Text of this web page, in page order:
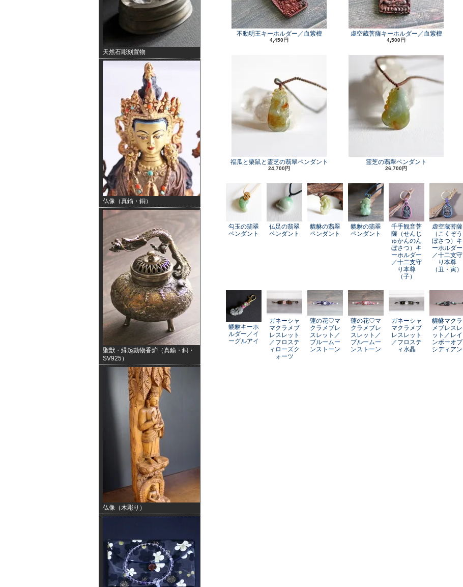
天然石彫刻置物
仏像（真鍮・銅）
聖獣・縁起動物香炉（真鍮・銅・
SV925）
仏像（木彫り）
不動明王キーホルダー／血紫檀
4,450円
虚空蔵菩薩キーホルダー／血紫檀
4,500円
福瓜と栗鼠と霊芝の翡翠ペンダント
24,700円
霊芝の翡翠ペンダント
26,700円
勾玉の翡翠
ペンダント
仏足の翡翠
ペンダント
貔貅の翡翠
ペンダント
貔貅の翡翠
ペンダント
千手観音菩
薩（せんじ
ゅかんのん
ぼさつ）キ
ーホルダー
／十二支守
り本尊
（子）
虚空蔵菩薩
（こくぞう
ぼさつ）キ
ーホルダー
／十二支守
り本尊
（丑・寅）
貔貅キーホ
ルダー／イ
ーグルアイ
ガネーシャ
マクラメブ
レスレット
／フロステ
ィローズク
ォーツ
蓮の花♡マ
クラメブレ
スレット／
ブルームー
ンストーン
蓮の花♡マ
クラメブレ
スレット／
ブルームー
ンストーン
ガネーシャ
マクラメブ
レスレット
／フロステ
ィ水晶
貔貅マクラ
メブレスレ
ット／レイ
ンボーオブ
シディアン